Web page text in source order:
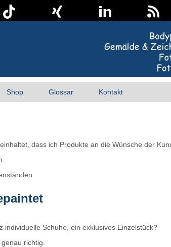
Shop Glossar Kontakt
dass ich Produkte an die Wünsche der
individuelle Schuhe, ein exklusives Einzelstück?
richtig.